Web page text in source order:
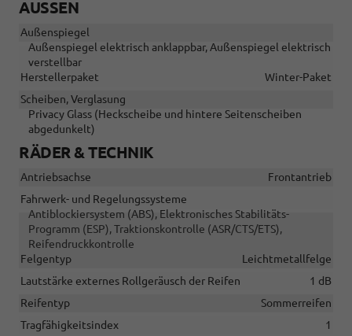
AUSSEN
Außenspiegel
Außenspiegel elektrisch anklappbar, Außenspiegel elektrisch
verstellbar
Herstellerpaket
Winter-Paket
Scheiben, Verglasung
Privacy Glass (Heckscheibe und hintere Seitenscheiben
abgedunkelt)
RÄDER & TECHNIK
Antriebsachse
Frontantrieb
Fahrwerk- und Regelungssysteme
Antiblockiersystem (ABS), Elektronisches Stabilitäts-
Programm (ESP), Traktionskontrolle (ASR/CTS/ETS),
Reifendruckkontrolle
Felgentyp
Leichtmetallfelge
Lautstärke externes Rollgeräusch der Reifen
1 dB
Reifentyp
Sommerreifen
Tragfähigkeitsindex
1